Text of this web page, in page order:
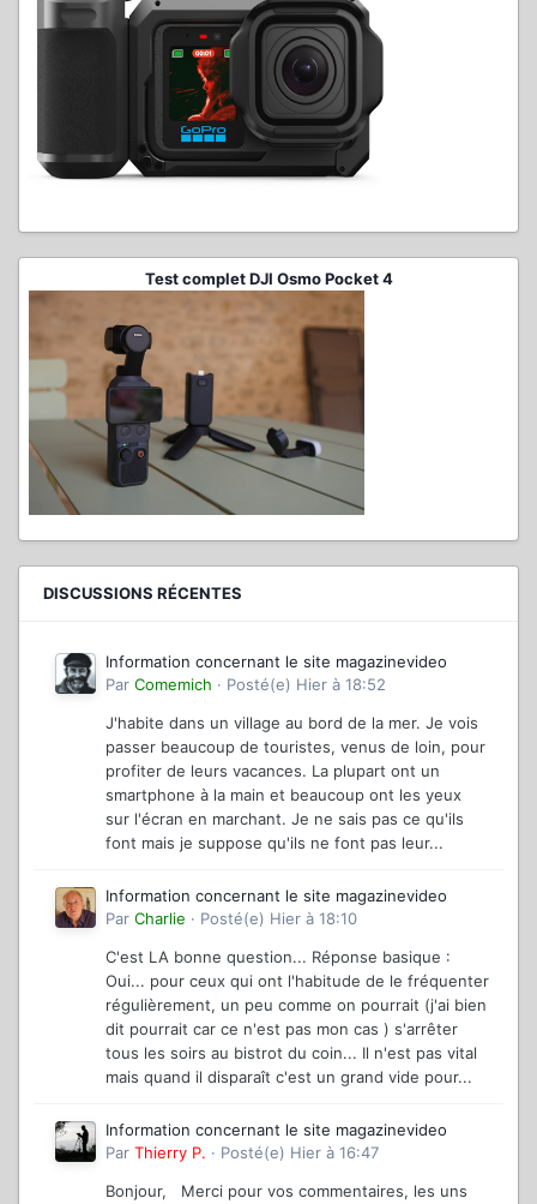
Test complet DJI Osmo Pocket 4
DISCUSSIONS RÉCENTES
Information concernant le site magazinevideo
Par Comemich · Posté(e) Hier à 18:52
J'habite dans un village au bord de la mer. Je vois
passer beaucoup de touristes, venus de loin, pour
profiter de leurs vacances. La plupart ont un
smartphone à la main et beaucoup ont les yeux
sur l'écran en marchant. Je ne sais pas ce qu'ils
font mais je suppose qu'ils ne font pas leur...
Information concernant le site magazinevideo
Par Charlie · Posté(e) Hier à 18:10
C'est LA bonne question... Réponse basique :
Oui... pour ceux qui ont l'habitude de le fréquenter
régulièrement, un peu comme on pourrait (j'ai bien
dit pourrait car ce n'est pas mon cas ) s'arrêter
tous les soirs au bistrot du coin... Il n'est pas vital
mais quand il disparaît c'est un grand vide pour...
Information concernant le site magazinevideo
Par Thierry P. · Posté(e) Hier à 16:47
Bonjour, Merci pour vos commentaires, les uns